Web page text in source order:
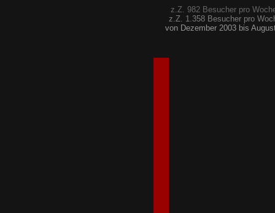
z.Z. 982 Besucher pro
z.Z. 1.358 Besucher pro
von Dezember 2003 bis